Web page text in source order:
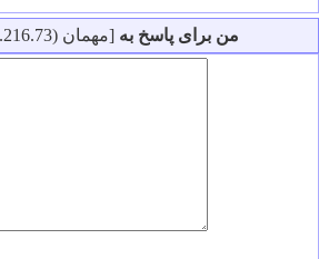
من برای پاسخ به [مهمان (216.73.*.*) |